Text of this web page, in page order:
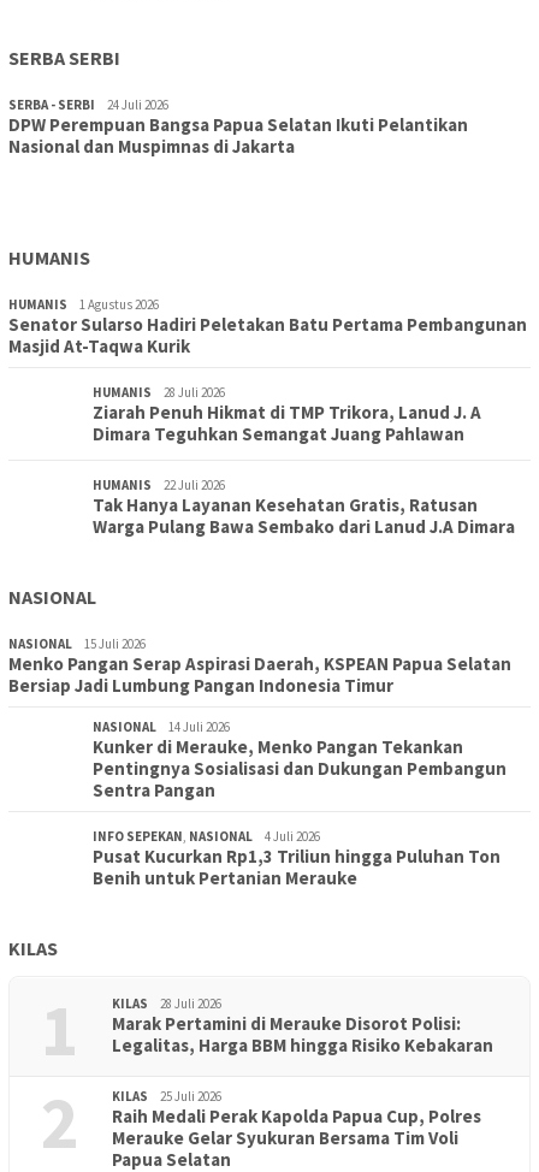
SERBA SERBI
SERBA - SERBI 24 Juli 2026
DPW Perempuan Bangsa Papua Selatan Ikuti Pelantikan
Nasional dan Muspimnas di Jakarta
TOPIK 30 Juli 2026
Wujudkan Sekolah Adiwiyata:SD Inpres Polder Merauke
HUMANIS
HUMANIS 1 Agustus 2026
Senator Sularso Hadiri Peletakan Batu Pertama Pembangunan
Masjid At-Taqwa Kurik
HUMANIS 28 Juli 2026
Ziarah Penuh Hikmat di TMP Trikora, Lanud J. A
Dimara Teguhkan Semangat Juang Pahlawan
HUMANIS 22 Juli 2026
Tak Hanya Layanan Kesehatan Gratis, Ratusan
Warga Pulang Bawa Sembako dari Lanud J.A Dimara
NASIONAL
NASIONAL 15 Juli 2026
Menko Pangan Serap Aspirasi Daerah, KSPEAN Papua Selatan
Bersiap Jadi Lumbung Pangan Indonesia Timur
NASIONAL 14 Juli 2026
Kunker di Merauke, Menko Pangan Tekankan
Pentingnya Sosialisasi dan Dukungan Pembangun
Sentra Pangan
INFO SEPEKAN NASIONAL 4 Juli 2026
Pusat Kucurkan Rp1,3 Triliun hingga Puluhan Ton
Benih untuk Pertanian Merauke
KILAS
1 KILAS 28 Juli 2026
Marak Pertamini di Merauke Disorot Polisi:
Legalitas, Harga BBM hingga Risiko Kebakaran
2 KILAS 25 Juli 2026
Raih Medali Perak Kapolda Papua Cup, Polres
Merauke Gelar Syukuran Bersama Tim Voli
Papua Selatan